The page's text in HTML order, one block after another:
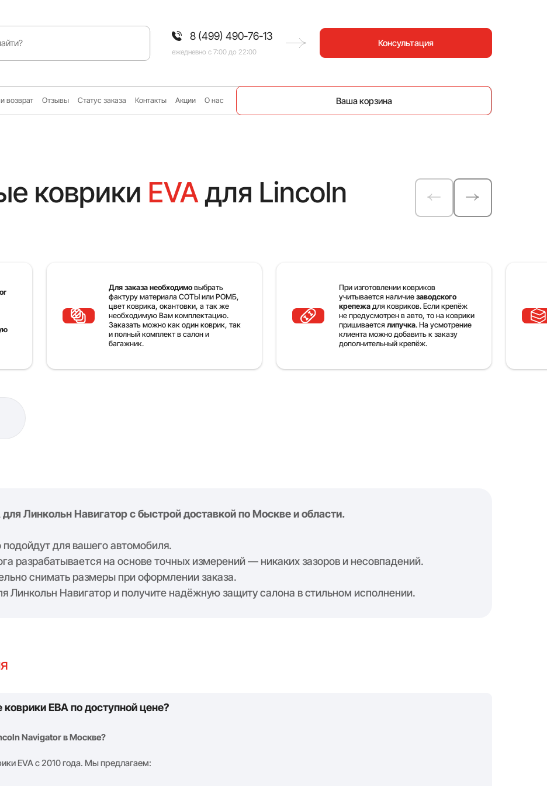
8 (499) 490-76-13
ежедневно с 7:00 до 22:00
Консультация
возврат Отзывы Статус заказа Контакты Акции О нас Ваша корзина
коврики EVAдля Lincoln
Для заказа необходимо выбрать
фактуру материала СОТЫ или РОМБ,
цвет коврика, окантовки, а так же
необходимую Вам комплектацию.
Заказать можно как один коврик, так
и полный комплект в салон и
багажник.
При изготовлении ковриков
учитывается наличие заводского
крепежадля ковриков. Если крепёж
не предусмотрен в авто, то на коврики
пришивается липучка. На усмотрение
клиента можно добавить к заказу
дополнительный крепёж.
Линкольн Навигатор с быстрой доставкой по Москве и области.
подойдут для вашего автомобиля.
разрабатывается на основе точных измерений — никаких зазоров и несовпадений.
снимать размеры при оформлении заказа.
Линкольн Навигатор и получите надёжную защиту салона в стильном исполнении.
ЕВА по доступной цене?
Navigator в Москве?
EVA с 2010 года. Мы предлагаем: